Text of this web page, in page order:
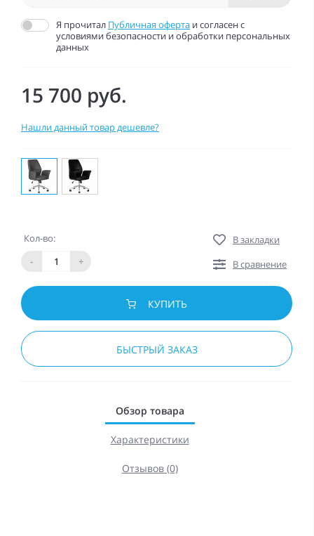
Я прочитал Публичная оферта и согласен с
условиями безопасности и обработки персональных
данных
15 700 руб.
Нашли данный товар дешевле?
Кол-во:
-
+
В закладки
В сравнение
КУПИТЬ
БЫСТРЫЙ ЗАКАЗ
Обзор товара
Характеристики
Отзывов (0)